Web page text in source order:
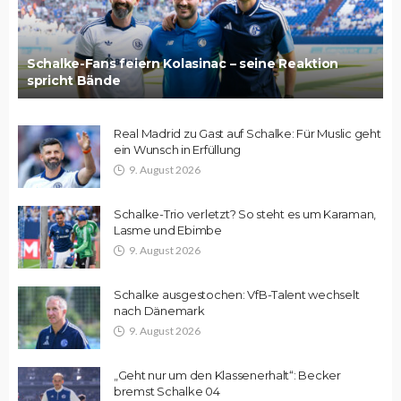
Schalke-Fans feiern Kolasinac – seine Reaktion
spricht Bände
Real Madrid zu Gast auf Schalke: Für Muslic geht
ein Wunsch in Erfüllung
9. August 2026
Schalke-Trio verletzt? So steht es um Karaman,
Lasme und Ebimbe
9. August 2026
Schalke ausgestochen: VfB-Talent wechselt
nach Dänemark
9. August 2026
„Geht nur um den Klassenerhalt“: Becker
bremst Schalke 04